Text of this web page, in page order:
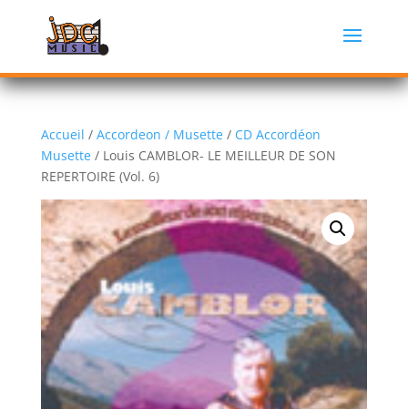
Accueil / Accordeon / Musette/ CD Accordéon
Musette/ Louis CAMBLOR- LE MEILLEUR DE SON
REPERTOIRE (Vol. 6)